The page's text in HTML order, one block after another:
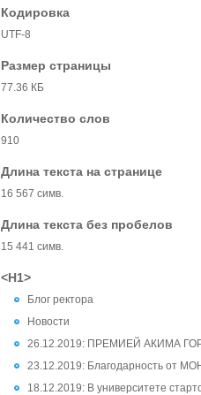
Кодировка
UTF-8
Размер страницы
77.36 КБ
Количество слов
910
Длина текста на странице
16 567 симв.
Длина текста без пробелов
15 441 симв.
<H1>
Блог ректора
Новости
26.12.2019: ПРЕМИЕЙ АКИМА
23.12.2019: Благодарность от
18.12.2019: В университете